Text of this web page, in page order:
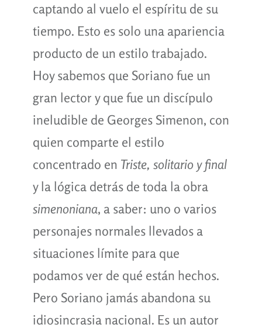
captando al vuelo el espíritu de su
tiempo. Esto es solo una apariencia
producto de un estilo trabajado.
Hoy sabemos que Soriano fue un
gran lector y que fue un discípulo
ineludible de Georges Simenon, con
quien comparte el estilo
concentrado en Triste, solitario y final
y la lógica detrás de toda la obra
simenoniana, a saber: uno o varios
personajes normales llevados a
situaciones límite para que
podamos ver de qué están hechos.
Pero Soriano jamás abandona su
idiosincrasia nacional. Es un autor